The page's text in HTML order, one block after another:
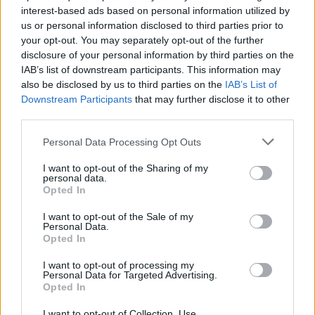
interest-based ads based on personal information utilized by
us or personal information disclosed to third parties prior to
your opt-out. You may separately opt-out of the further
disclosure of your personal information by third parties on the
IAB’s list of downstream participants. This information may
also be disclosed by us to third parties on the IAB’s List of
Downstream Participants that may further disclose it to other
Personal Data Processing Opt Outs
I want to opt-out of the Sharing of my
personal data.
Opted In
I want to opt-out of the Sale of my
Personal Data.
Opted In
I want to opt-out of processing my
Personal Data for Targeted Advertising.
Opted In
Boomer-Dads ist, die einen Soundtrack zum Rasenmähen
brauchen, hat Dolly nebenbei auch immer noch die
manikürten Finger auf dem musikalischen Puls der Zeit.
Mit Sabrina Carpenter nahm sie deren Song „Please
Please Please“ als Duett neu auf und als Beyoncé antrat,
mit dem Album „Cowboy Carter“ als erste Schwarze Frau
auf Platz 1 der US Country Charts zu stehen,
unterstützte Parton sie dabei auf zwei Songs im Duett.
erreichte das historische Ziel. Denn wo immer Dolly
Parton ist, sind die Vereinigten Staaten von Amerika
wieder für ein kleines bisschen heile Welt. Und dafür
salutieren wir stolz unter der „Stars & Stripes“- Flagge.
Wind weht.